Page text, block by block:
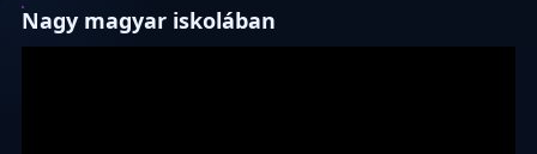
Nagy magyar iskolában